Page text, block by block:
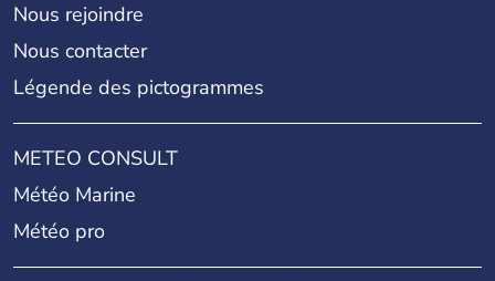
Nous rejoindre
Nous contacter
Légende des pictogrammes
METEO CONSULT
Météo Marine
Météo pro